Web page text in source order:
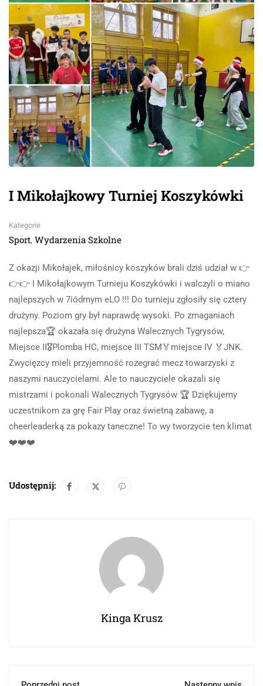
I Mikołajkowy Turniej Koszykówki
Kategorie
Sport, Wydarzenia Szkolne
Z okazji Mikołajek, miłośnicy koszyków brali dziś udział w 👉
👉👉 I Mikołajkowym Turnieju Koszykówki i walczyli o miano
najlepszych w 7iódmym eLO !!! Do turnieju zgłosiły się cztery
drużyny. Poziom gry był naprawdę wysoki. Po zmaganiach
najlepsza🏆 okazała się drużyna Walecznych Tygrysów,
Miejsce II🎖Plomba HC, miejsce III TSM🏅miejsce IV 🏅JNK.
Zwycięzcy mieli przyjemność rozegrać mecz towarzyski z
naszymi nauczycielami. Ale to nauczyciele okazali się
mistrzami i pokonali Walecznych Tygrysów 🏆 Dziękujemy
uczestnikom za grę Fair Play oraz świetną zabawę, a
cheerleaderką za pokazy taneczne! To wy tworzycie ten klimat
❤️❤️❤️
Udostępnij:
Kinga Krusz